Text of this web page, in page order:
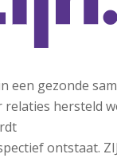
een gezonde
relaties hersteld
ontstaat.